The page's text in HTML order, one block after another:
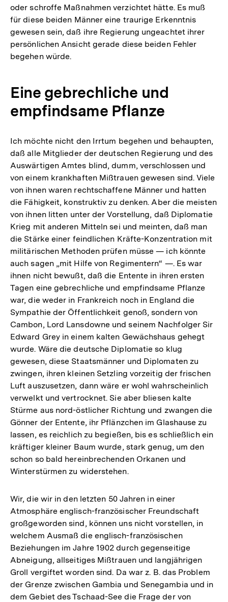
oder schroffe Maßnahmen verzichtet hätte. Es muß
für diese beiden Männer eine traurige Erkenntnis
gewesen sein, daß ihre Regierung ungeachtet ihrer
persönlichen Ansicht gerade diese beiden Fehler
begehen würde.
Eine gebrechliche und
empfindsame Pflanze
Ich möchte nicht den Irrtum begehen und behaupten,
daß alle Mitglieder der deutschen Regierung und des
Auswärtigen Amtes blind, dumm, verschlossen und
von einem krankhaften Mißtrauen gewesen sind. Viele
von ihnen waren rechtschaffene Männer und hatten
die Fähigkeit, konstruktiv zu denken. Aber die meisten
von ihnen litten unter der Vorstellung, daß Diplomatie
Krieg mit anderen Mitteln sei und meinten, daß man
die Stärke einer feindlichen Kräfte-Konzentration mit
militärischen Methoden prüfen müsse — ich könnte
auch sagen „mit Hilfe von Regimentern“ —. Es war
ihnen nicht bewußt, daß die Entente in ihren ersten
Tagen eine gebrechliche und empfindsame Pflanze
war, die weder in Frankreich noch in England die
Sympathie der Öffentlichkeit genoß, sondern von
Cambon, Lord Lansdowne und seinem Nachfolger Sir
Edward Grey in einem kalten Gewächshaus gehegt
wurde. Wäre die deutsche Diplomatie so klug
gewesen, diese Staatsmänner und Diplomaten zu
zwingen, ihren kleinen Setzling vorzeitig der frischen
Luft auszusetzen, dann wäre er wohl wahrscheinlich
verwelkt und vertrocknet. Sie aber bliesen kalte
Stürme aus nord-östlicher Richtung und zwangen die
Gönner der Entente, ihr Pflänzchen im Glashause zu
lassen, es reichlich zu begießen, bis es schließlich ein
kräftiger kleiner Baum wurde, stark genug, um den
schon so bald hereinbrechenden Orkanen und
Winterstürmen zu widerstehen.
Wir, die wir in den letzten 50 Jahren in einer
Atmosphäre englisch-französischer Freundschaft
großgeworden sind, können uns nicht vorstellen, in
welchem Ausmaß die englisch-französischen
Beziehungen im Jahre 1902 durch gegenseitige
Abneigung, allseitiges Mißtrauen und langjährigen
Groll vergiftet worden sind. Da war z. B. das Problem
der Grenze zwischen Gambia und Senegambia und in
dem Gebiet des Tschaad-See die Frage der von